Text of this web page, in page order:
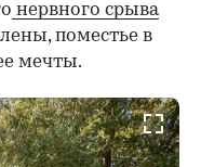
нервного срыва
поместье в
мечты.